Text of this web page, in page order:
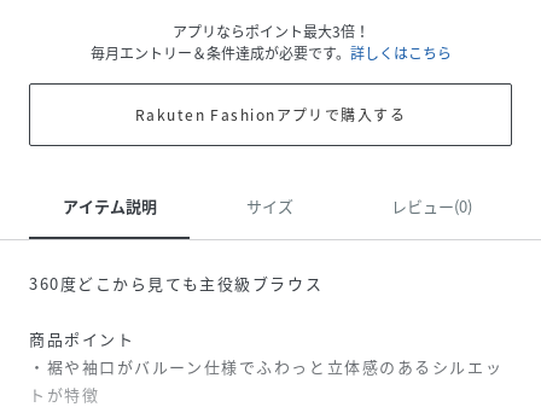
アプリならポイント最大3倍！
毎月エントリー＆条件達成が必要です。 詳しくはこちら
Rakuten Fashionアプリで購入する
アイテム説明 サイズ レビュー(0)
360度どこから見ても主役級ブラウス
商品ポイント
・裾や袖口がバルーン仕様でふわっと立体感のあるシルエッ
トが特徴